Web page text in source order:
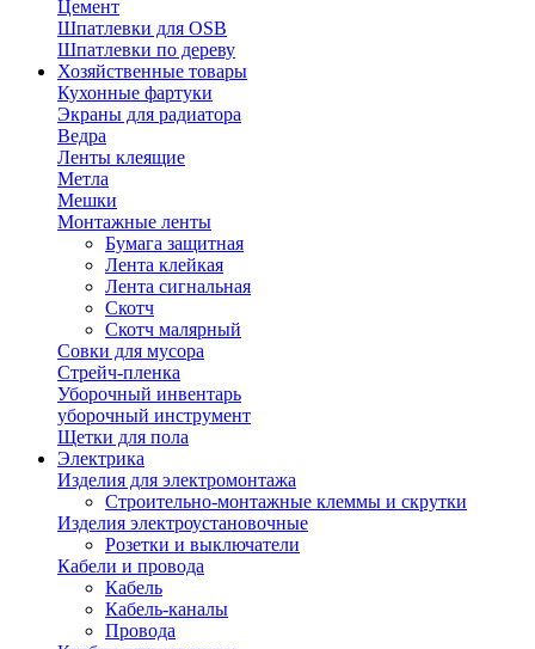
Цемент
Шпатлевки для OSB
Шпатлевки по дереву
Хозяйственные товары
Кухонные фартуки
Экраны для радиатора
Ведра
Ленты клеящие
Метла
Мешки
Монтажные ленты
Бумага защитная
Лента клейкая
Лента сигнальная
Скотч
Скотч малярный
Совки для мусора
Стрейч-пленка
Уборочный инвентарь
уборочный инструмент
Щетки для пола
Электрика
Изделия для электромонтажа
Строительно-монтажные клеммы и скрутки
Изделия электроустановочные
Розетки и выключатели
Кабели и провода
Кабель
Кабель-каналы
Провода